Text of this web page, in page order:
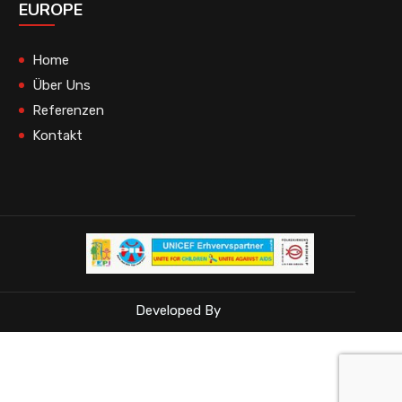
EUROPE
Home
Über Uns
Referenzen
Kontakt
Developed By